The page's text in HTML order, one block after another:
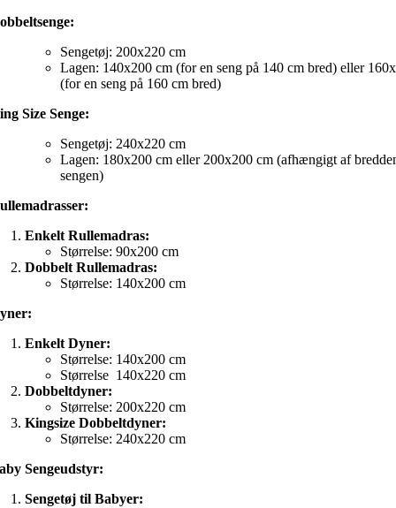
Sengetøj: 200x220 cm
Lagen: 140x200 cm (for en seng på 140 cm bred) eller
(for en seng på 160 cm bred)
Size Senge:
Sengetøj: 240x220 cm
Lagen: 180x200 cm eller 200x200 cm (afhængigt af
sengen)
Enkelt Rullemadras:
Størrelse: 90x200 cm
Dobbelt Rullemadras:
Størrelse: 140x200 cm
Enkelt Dyner:
Størrelse: 140x200 cm
Størrelse 140x220 cm
Dobbeltdyner:
Størrelse: 200x220 cm
Kingsize Dobbeltdyner:
Størrelse: 240x220 cm
Sengeudstyr:
Sengetøj til Babyer: